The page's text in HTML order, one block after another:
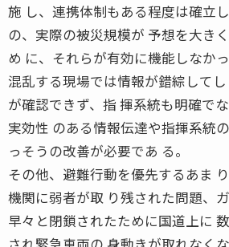
施 し、連携体制もある程度は確立
の、実際の被災規模が 予想を大き
め に、それらが有効に機能しなかっ
混乱する現場では情報が錯綜して
が確認できず、指 揮系統も明確でな
実効性 のある情報伝達や指揮系統
っそうの改善が必要であ る。
その他、避難行動を優先するあま
機関に弱者が取 り残された問題、
早々と閉鎖されたために国道上に